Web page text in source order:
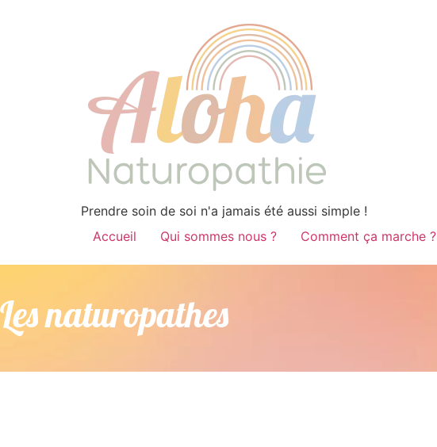
Prendre soin de soi n'a jamais été aussi simple !
Accueil
Qui sommes nous ? Comment ça marche ?
Les naturopathes